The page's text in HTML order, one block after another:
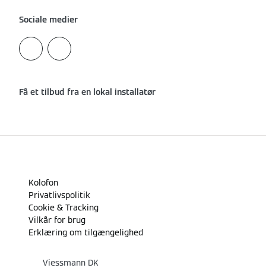
Sociale medier
Få et tilbud fra en lokal installatør
Kolofon
Privatlivspolitik
Cookie & Tracking
Vilkår for brug
Erklæring om tilgængelighed
Viessmann DK